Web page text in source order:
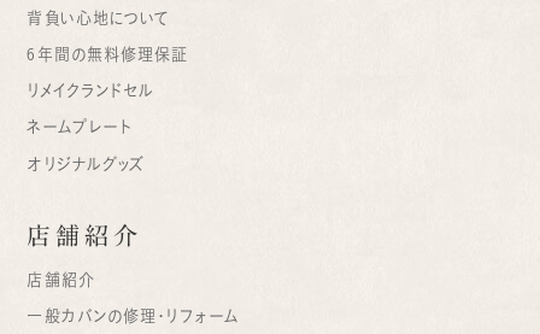
背負い心地について
6年間の無料修理保証
リメイクランドセル
ネームプレート
オリジナルグッズ
店舗紹介
店舗紹介
一般カバンの修理・リフォーム